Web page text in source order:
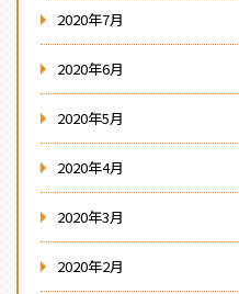
2020年7月
2020年6月
2020年5月
2020年4月
2020年3月
2020年2月